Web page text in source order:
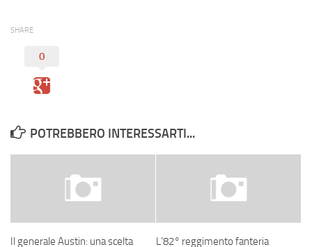
SHARE
0
POTREBBERO INTERESSARTI...
Il generale Austin: una scelta
L’82° reggimento fanteria